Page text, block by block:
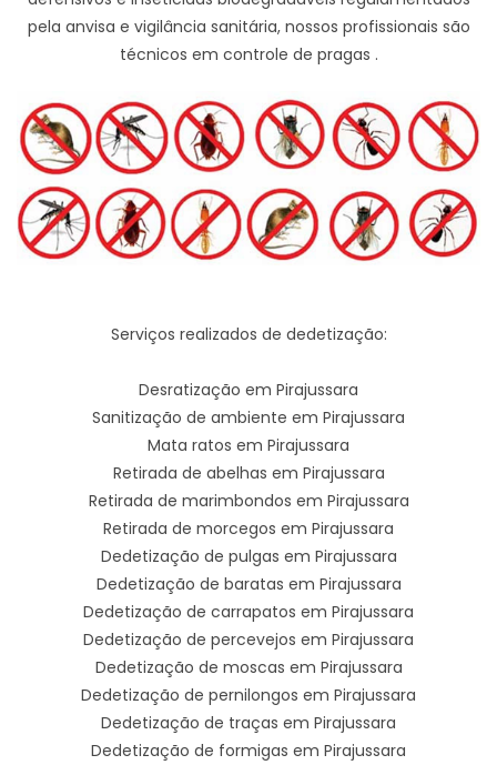
pela anvisa e vigilância sanitária, nossos profissionais são
técnicos em controle de pragas .
Serviços realizados de dedetização:
Desratização em Pirajussara
Sanitização de ambiente em Pirajussara
Mata ratos em Pirajussara
Retirada de abelhas em Pirajussara
Retirada de marimbondos em Pirajussara
Retirada de morcegos em Pirajussara
Dedetização de pulgas em Pirajussara
Dedetização de baratas em Pirajussara
Dedetização de carrapatos em Pirajussara
Dedetização de percevejos em Pirajussara
Dedetização de moscas em Pirajussara
Dedetização de pernilongos em Pirajussara
Dedetização de traças em Pirajussara
Dedetização de formigas em Pirajussara